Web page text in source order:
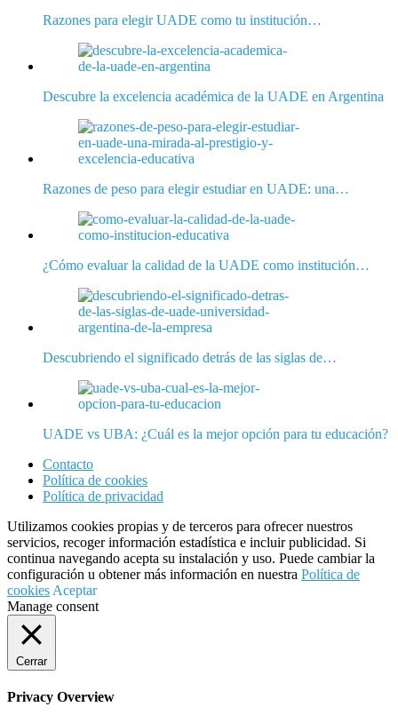
Razones para elegir UADE como tu institución…
Descubre la excelencia académica de la UADE en Argentina
Razones de peso para elegir estudiar en UADE: una…
¿Cómo evaluar la calidad de la UADE como institución…
Descubriendo el significado detrás de las siglas de…
UADE vs UBA: ¿Cuál es la mejor opción para tu educación?
Contacto
Política de cookies
Política de privacidad
Utilizamos cookies propias y de terceros para ofrecer nuestros
servicios, recoger información estadística e incluir publicidad. Si
continua navegando acepta su instalación y uso. Puede cambiar la
configuración u obtener más información en nuestra Política de
cookies Aceptar
Manage consent
Cerrar
Privacy Overview